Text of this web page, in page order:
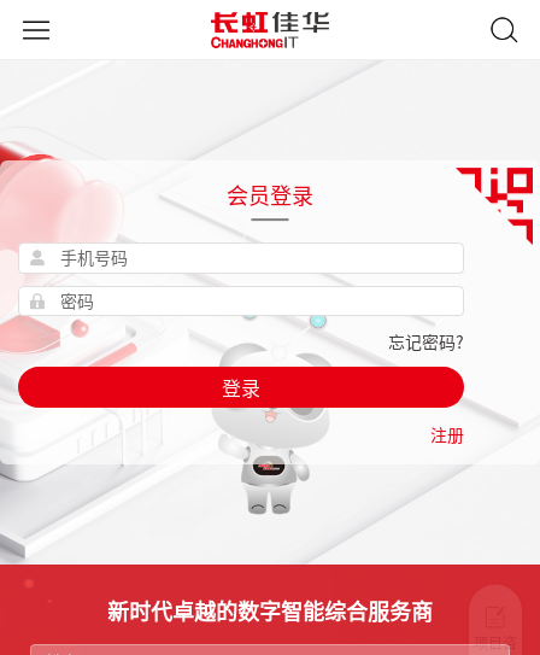
会员登录
忘记密码?
登录
注册
项目咨
新时代卓越的数字智能综合服务商